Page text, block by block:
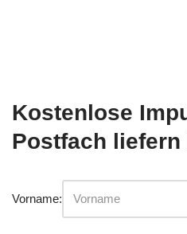
Kostenlose
Postfach liefern
Vorname: